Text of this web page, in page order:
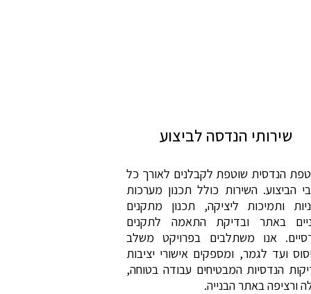
שירותי הנדסה לביצוע
הנדסית שוטפת לקבלנים לאורך כל
הביצוע. השירות כולל תכנון מערכות
ותמיכות ליציקה, תכנון מתקנים
באתר ובדיקת התאמה לתקנים
אנו משתלבים בפרויקט משלב
ועד לגמר, ומספקים אישורי יציבות
הנדסיות המבטיחים עבודה בטוחה,
ורציפה באתר הבנייה.